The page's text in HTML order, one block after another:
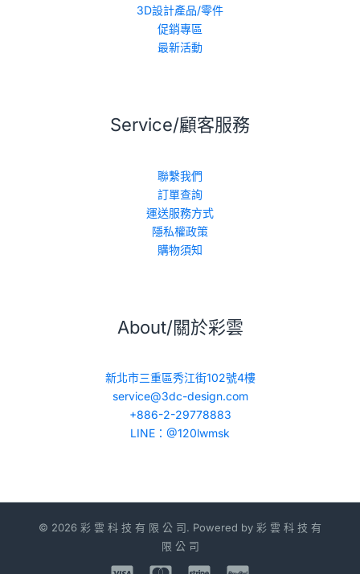
3D設計產品/零件
促銷專區
最新活動
Service/顧客服務
聯繫我們
訂單查詢
運送服務方式
隱私權政策
購物須知
About/關於彩雲
新北市三重區秀江街102號4樓
service@3dc-design.com
+886-2-29778883
LINE：@120lwmsk
© 2026 彩 雲 科 技 有 限 公 司. Powered by 彩 雲 科 技 有
限 公 司